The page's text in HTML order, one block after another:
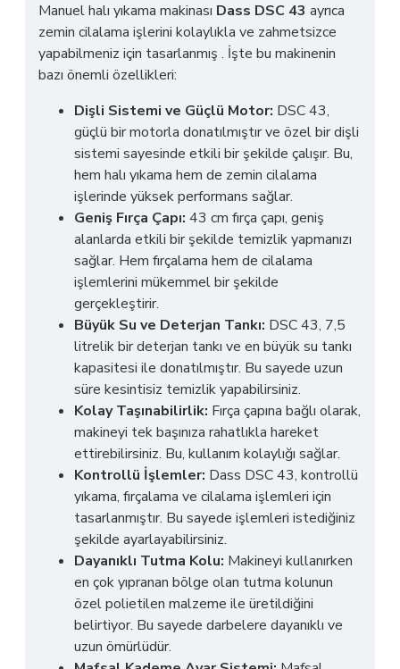
Manuel halı yıkama makinası Dass DSC 43 ayrıca
zemin cilalama işlerini kolaylıkla ve zahmetsizce
yapabilmeniz için tasarlanmış . İşte bu makinenin
bazı önemli özellikleri:
Dişli Sistemi ve Güçlü Motor: DSC 43,
güçlü bir motorla donatılmıştır ve özel bir dişli
sistemi sayesinde etkili bir şekilde çalışır. Bu,
hem halı yıkama hem de zemin cilalama
işlerinde yüksek performans sağlar.
Geniş Fırça Çapı: 43 cm fırça çapı, geniş
alanlarda etkili bir şekilde temizlik yapmanızı
sağlar. Hem fırçalama hem de cilalama
işlemlerini mükemmel bir şekilde
gerçekleştirir.
Büyük Su ve Deterjan Tankı: DSC 43, 7,5
litrelik bir deterjan tankı ve en büyük su tankı
kapasitesi ile donatılmıştır. Bu sayede uzun
süre kesintisiz temizlik yapabilirsiniz.
Kolay Taşınabilirlik: Fırça çapına bağlı olarak,
makineyi tek başınıza rahatlıkla hareket
ettirebilirsiniz. Bu, kullanım kolaylığı sağlar.
Kontrollü İşlemler: Dass DSC 43, kontrollü
yıkama, fırçalama ve cilalama işlemleri için
tasarlanmıştır. Bu sayede işlemleri istediğiniz
şekilde ayarlayabilirsiniz.
Dayanıklı Tutma Kolu: Makineyi kullanırken
en çok yıpranan bölge olan tutma kolunun
özel polietilen malzeme ile üretildiğini
belirtiyor. Bu sayede darbelere dayanıklı ve
uzun ömürlüdür.